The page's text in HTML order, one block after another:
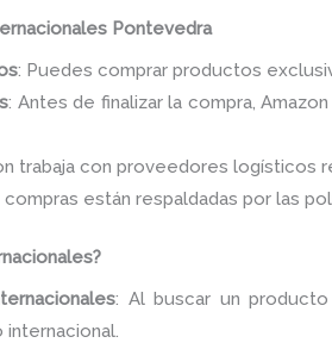
Pontevedra
: Puedes comprar productos
: Antes de finalizar la compra,
trabaja con proveedores logísticos
compras están respaldadas por las
: Al buscar un